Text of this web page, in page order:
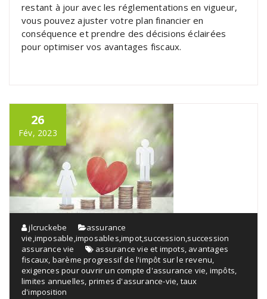
restant à jour avec les réglementations en vigueur,
vous pouvez ajuster votre plan financier en
conséquence et prendre des décisions éclairées
pour optimiser vos avantages fiscaux.
26
Fév, 2023
jlcruckebe
assurance
vie imposable imposables ,impot succession succession
assurance vie
assurance vie et impots avantages
fiscaux barème progressif de l'impôt sur le revenu
exigences pour ouvrir un compte d'assurance vie impôts
limites annuelles primes d'assurance-vie taux
d'imposition